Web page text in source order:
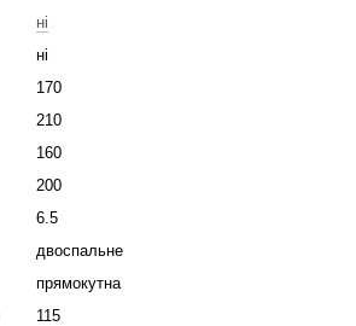
ні
ні
170
210
160
200
6.5
двоспальне
прямокутна
115